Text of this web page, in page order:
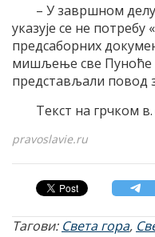
– У завршном
указује се не
предсаборних
мишљење све Пуноће
представљали повод
Текст на грчком в.
pravoslavie.ru
Тагови: Света гора,